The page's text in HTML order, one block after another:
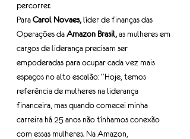
percorrer.
Para Carol Novaes, líder de finanças das
Operações da Amazon Brasil, as mulheres em
cargos de liderança precisam ser
empoderadas para ocupar cada vez mais
espaços no alto escalão: “Hoje, temos
referência de mulheres na liderança
financeira, mas quando comecei minha
carreira há 25 anos não tínhamos conexão
com essas mulheres. Na Amazon,